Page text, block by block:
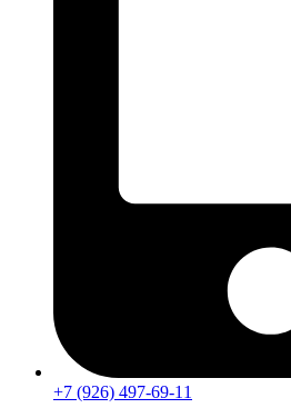
+7 (926) 497-69-11